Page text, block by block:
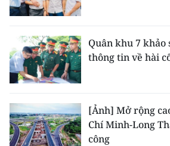
Quân khu 7 khảo
thông tin về hài
[Ảnh] Mở rộng
Chí Minh-Long
công